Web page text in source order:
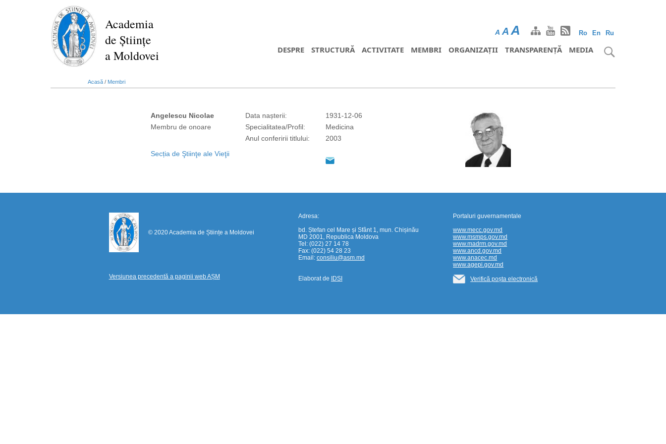
Academia
de Științe
a Moldovei
Ro En Ru
A A A
DESPRE STRUCTURĂ ACTIVITATE MEMBRI ORGANIZAȚII TRANSPARENȚĂ MEDIA
Acasă / Membri
Angelescu Nicolae
Membru de onoare
Data nașterii:
Specialitatea/Profil:
Anul conferirii titlului:
1931-12-06
Medicina
2003
Secția de Ştiinţe ale Vieţii
© 2020 Academia de Științe a Moldovei
Versiunea precedentă a paginii web AȘM
Adresa:
bd. Ștefan cel Mare și Sfânt 1, mun. Chișinău
MD 2001, Republica Moldova
Tel: (022) 27 14 78
Fax: (022) 54 28 23
Email: consiliu@asm.md
Elaborat de IDSI
Portaluri guvernamentale
www.mecc.gov.md
www.msmps.gov.md
www.madrm.gov.md
www.ancd.gov.md
www.anacec.md
www.agepi.gov.md
Verifică poșta electronică